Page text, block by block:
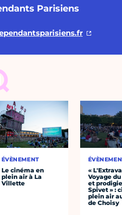
Parisiens
ÉVÈNEMENT
Le cinéma en
plein air à La
Villette
«
Voyage
et
Spivet » :
plein air
de Choisy